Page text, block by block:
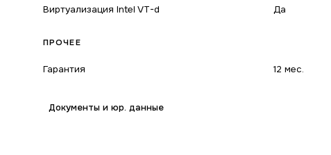
Виртуализация Intel VT-d Да
ПРОЧЕЕ
Гарантия 12 мес.
Документы и юр. данные